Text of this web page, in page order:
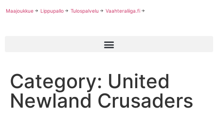
Maajoukkue Lippupallo Tulospalvelu Vaahteraliiga.fi
Category: United
Newland Crusaders